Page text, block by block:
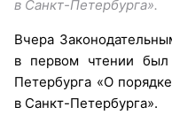
в Санкт-Петербурга».
Вчера
в первом чтении был
Петербурга «О
в Санкт-Петербурга».